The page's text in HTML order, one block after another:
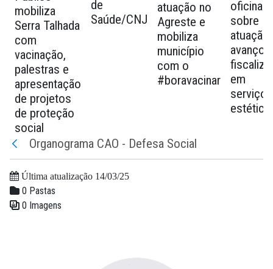
mobiliza
Serra Talhada
com
vacinação,
palestras e
apresentação
de projetos
de proteção
social
de
Saúde/CNJ
atuação no
Agreste e
mobiliza
município
com o
#boravacinar
oficina
sobre
atuação
em
estética
Voltar
Organograma CAO - Defesa Social
Última atualização 14/03/25
0 Pastas
0 Imagens